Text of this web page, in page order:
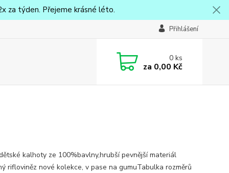
za týden. Přejeme krásné léto.
Přihlášení
0ks
za 0,00 Kč
kalhoty ze 100%bavlny,hrubší pevnější materiál
rifloviněz nové kolekce, v pase na gumuTabulka rozměrů